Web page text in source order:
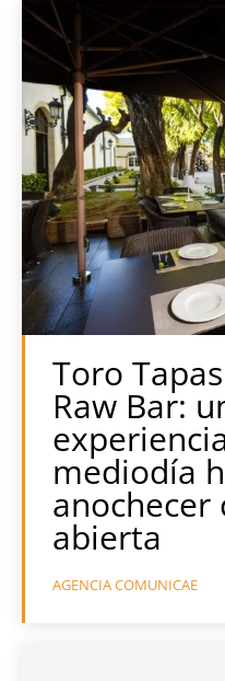
Toro
Raw Bar:
mediodía
anochecer
abierta
AGENCIA COMUNICAE